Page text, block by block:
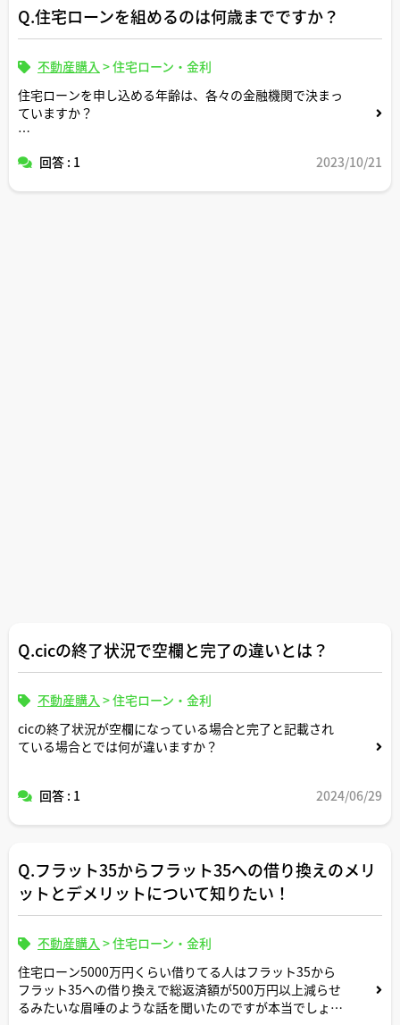
Q.住宅ローンを組めるのは何歳までですか？
不動産購入 >住宅ローン・金利
住宅ローンを申し込める年齢は、各々の金融機関で決まっ
ていますか？
か？回答 : 1 2023/10/21
Q.cicの終了状況で空欄と完了の違いとは？
不動産購入 >住宅ローン・金利
cicの終了状況が空欄になっている場合と完了と記載され
ている場合とでは何が違いますか？
回答 : 1 2024/06/29
Q.フラット35からフラット35への借り換えのメリ
ットとデメリットについて知りたい！
不動産購入 >住宅ローン・金利
住宅ローン5000万円くらい借りてる人はフラット35から
フラット35への借り換えで総返済額が500万円以上減らせ
るみたいな眉唾のような話を聞いたのですが本当でしょう